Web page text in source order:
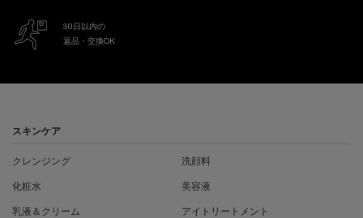
30日以内の
返品・交換OK
スキンケア
クレンジング 洗顔料
化粧水 美容液
乳液＆クリーム アイトリートメント